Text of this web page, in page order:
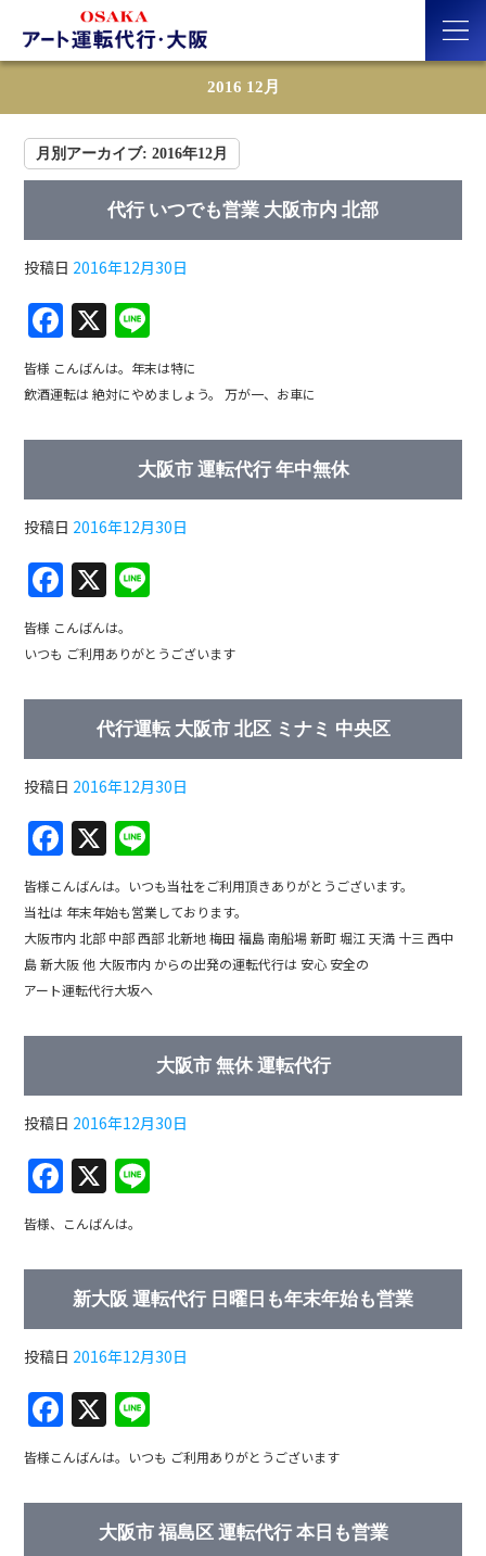
2016 12月
月別アーカイブ:2016年12月
代行 いつでも営業 大阪市内 北部
投稿日 2016年12月30日
F
a
c
o
o
k
X
n
e
皆様 こんばんは。年末は特に
飲酒運転は 絶対にやめましょう。 万が一、お車に
大阪市 運転代行 年中無休
投稿日 2016年12月30日
F
a
c
o
o
k
X
e
皆様 こんばんは。
いつも ご利用ありがとうございます
代行運転 大阪市 北区 ミナミ 中央区
投稿日 2016年12月30日
F
a
c
e
b
o
o
k
X
n
e
皆様こんばんは。いつも当社をご利用頂きありがとうございます。
当社は 年末年始も営業しております。
大阪市内 北部 中部 西部 北新地 梅田 福島 南船場 新町 堀江 天満 十三 西中
島 新大阪 他 大阪市内 からの出発の運転代行は 安心 安全の
アート運転代行大坂へ
大阪市 無休 運転代行
投稿日 2016年12月30日
F
a
c
e
b
o
o
k
X
皆様、こんばんは。
新大阪 運転代行 日曜日も年末年始も営業
投稿日 2016年12月30日
F
a
c
e
X
n
e
皆様こんばんは。いつも ご利用ありがとうございます
大阪市 福島区 運転代行 本日も営業